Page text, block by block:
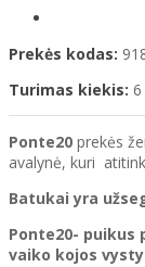
Prekės kodas:
Turimas kiekis: 6
Ponte20 prekės
avalynė, kuri
Batukai yra
Ponte20- puikus
vaiko kojos